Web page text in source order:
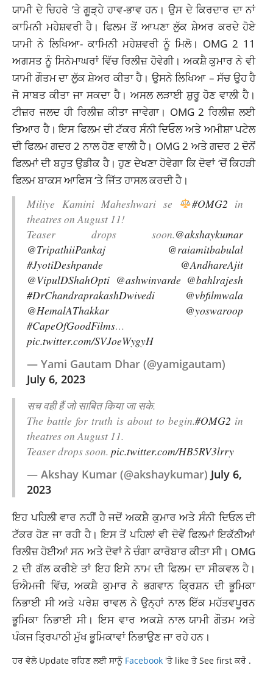
ਯਾਮੀ ਦੇ ਚਿਹਰੇ ‘ਤੇ ਗੂੜ੍ਹੇ ਹਾਵ-ਭਾਵ ਹਨ। ਉਸ ਦੇ ਕਿਰਦਾਰ ਦਾ ਨਾਂ
ਕਾਮਿਨੀ ਮਹੇਸ਼ਵਰੀ ਹੈ। ਫਿਲਮ ਤੋਂ ਆਪਣਾ ਲੁੱਕ ਸ਼ੇਅਰ ਕਰਦੇ ਹੋਏ
ਯਾਮੀ ਨੇ ਲਿਖਿਆ- ਕਾਮਿਨੀ ਮਹੇਸ਼ਵਰੀ ਨੂੰ ਮਿਲੋ। OMG 2 11
ਅਗਸਤ ਨੂੰ ਸਿਨੇਮਾਘਰਾਂ ਵਿੱਚ ਰਿਲੀਜ਼ ਹੋਵੇਗੀ। ਅਕਸ਼ੈ ਕੁਮਾਰ ਨੇ ਵੀ
ਯਾਮੀ ਗੌਤਮ ਦਾ ਲੁੱਕ ਸ਼ੇਅਰ ਕੀਤਾ ਹੈ। ਉਸਨੇ ਲਿਖਿਆ – ਸੱਚ ਉਹ ਹੈ
ਜੋ ਸਾਬਤ ਕੀਤਾ ਜਾ ਸਕਦਾ ਹੈ। ਅਸਲ ਲੜਾਈ ਸ਼ੁਰੂ ਹੋਣ ਵਾਲੀ ਹੈ।
ਟੀਜ਼ਰ ਜਲਦ ਹੀ ਰਿਲੀਜ਼ ਕੀਤਾ ਜਾਵੇਗਾ। OMG 2 ਰਿਲੀਜ਼ ਲਈ
ਤਿਆਰ ਹੈ। ਇਸ ਫਿਲਮ ਦੀ ਟੱਕਰ ਸੰਨੀ ਦਿਓਲ ਅਤੇ ਅਮੀਸ਼ਾ ਪਟੇਲ
ਦੀ ਫਿਲਮ ਗਦਰ 2 ਨਾਲ ਹੋਣ ਵਾਲੀ ਹੈ। OMG 2 ਅਤੇ ਗਦਰ 2 ਦੋਨੋਂ
ਫਿਲਮਾਂ ਦੀ ਬਹੁਤਉਡੀਕਹੈ। ਹੁਣ ਦੇਖਣਾ ਹੋਵੇਗਾ ਕਿ ਦੋਵਾਂ ‘ਚੋਂ ਕਿਹੜੀ
ਫਿਲਮ ਬਾਕਸ ਆਫਿਸ ‘ਤੇ ਜਿੱਤ ਹਾਸਲ ਕਰਦੀ ਹੈ।
Miliye Kamini Maheshwari se
#OMG2 in
theatres on August 11!
Teaser drops soon.@akshaykumar
@TripathiiPankaj
@raiamitbabulal
#JyotiDeshpande
@AndhareAjit
@VipulDShahOpti @ashwinvarde @bahlrajesh
#DrChandraprakashDwivedi
@vbfilmwala
@HemalAThakkar
@yoswaroop
#CapeOfGoodFilms…
pic.twitter.com/SVJoeWygyH
— Yami Gautam Dhar (@yamigautam)
July 6, 2023
सच वही हैं जो साबित किया जा सके.
The battle for truth is about to begin.#OMG2 in
theatres on August 11.
Teaser drops soon. pic.twitter.com/HB5RV3lrry
— Akshay Kumar (@akshaykumar) July 6,
2023
ਇਹ ਪਹਿਲੀ ਵਾਰ ਨਹੀਂ ਹੈ ਜਦੋਂ ਅਕਸ਼ੈ ਕੁਮਾਰ ਅਤੇ ਸੰਨੀ ਦਿਓਲ ਦੀ
ਟੱਕਰ ਹੋਣ ਜਾ ਰਹੀ ਹੈ। ਇਸ ਤੋਂ ਪਹਿਲਾਂ ਵੀ ਦੋਵੇਂ ਫਿਲਮਾਂਇਕੱਠੀਆਂ
ਰਿਲੀਜ਼ ਹੋਈਆਂ ਸਨ ਅਤੇ ਦੋਵਾਂ ਨੇ ਚੰਗਾ ਕਾਰੋਬਾਰ ਕੀਤਾ ਸੀ। OMG
2 ਦੀ ਗੱਲ ਕਰੀਏ ਤਾਂ ਇਹ ਇਸੇ ਨਾਮ ਦੀ ਫਿਲਮ ਦਾ ਸੀਕਵਲ ਹੈ।
ਓਐਮਜੀ ਵਿੱਚ, ਅਕਸ਼ੈ ਕੁਮਾਰ ਨੇ ਭਗਵਾਨ ਕ੍ਰਿਸ਼ਨ ਦੀ ਭੂਮਿਕਾ
ਨਿਭਾਈ ਸੀ ਅਤੇ ਪਰੇਸ਼ ਰਾਵਲ ਨੇ ਉਨ੍ਹਾਂ ਨਾਲ ਇੱਕ ਮਹੱਤਵਪੂਰਨ
ਭੂਮਿਕਾ ਨਿਭਾਈ ਸੀ। ਇਸ ਵਾਰ ਅਕਸ਼ੇ ਨਾਲ ਯਾਮੀ ਗੌਤਮ ਅਤੇ
ਪੰਕਜ ਤ੍ਰਿਪਾਠੀ ਮੁੱਖ ਭੂਮਿਕਾਵਾਂ ਨਿਭਾਉਣ ਜਾ ਰਹੇ ਹਨ।
ਹਰ ਵੇਲੇ Update ਰਹਿਣ ਲਈ ਸਾਨੂੰ Facebook 'ਤੇ like ਤੇ See first ਕਰੋ .